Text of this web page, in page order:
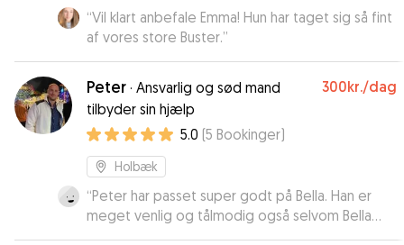
“Vil klart anbefale Emma! Hun har taget sig så fint
af vores store Buster.”
Peter · Ansvarlig og sød mand
tilbyder sin hjælp
300kr./dag
5.0 (5 Bookinger)
Holbæk
“Peter har passet super godt på Bella. Han er
meget venlig og tålmodig også selvom Bella
gøede af nye lyde hver nat. Han har sendt